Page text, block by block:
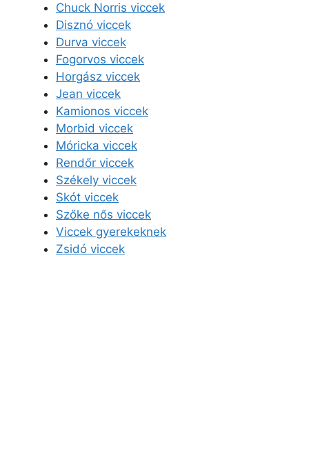
Chuck Norris viccek
Disznó viccek
Durva viccek
Fogorvos viccek
Horgász viccek
Jean viccek
Kamionos viccek
Morbid viccek
Móricka viccek
Rendőr viccek
Székely viccek
Skót viccek
Szőke nős viccek
Viccek gyerekeknek
Zsidó viccek